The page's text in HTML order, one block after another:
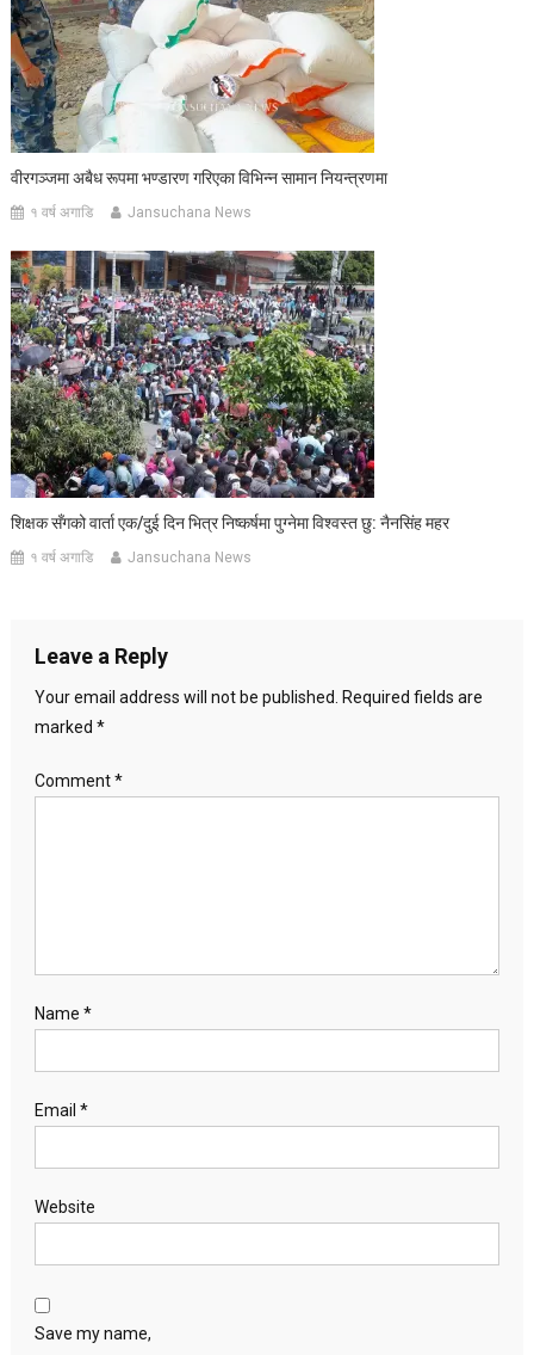
वीरगञ्जमा अबैध रूपमा भण्डारण गरिएका विभिन्न सामान नियन्त्रणमा
१ वर्ष अगाडि Jansuchana News
शिक्षक सँगको वार्ता एक/दुई दिन भित्र निष्कर्षमा पुग्नेमा विश्वस्त छु: नैनसिंह महर
१ वर्ष अगाडि Jansuchana News
Leave a Reply
Your email address will not be published. Required fields are
marked *
Comment*
Name *
Email *
Website
Save my name,